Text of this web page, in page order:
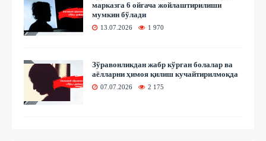
марказга 6 ойгача жойлаштирилиши
мумкин бўлади
13.07.2026 1 970
Зўравонликдан жабр кўрган болалар ва
аёлларни ҳимоя қилиш кучайтирилмоқда
07.07.2026 2 175